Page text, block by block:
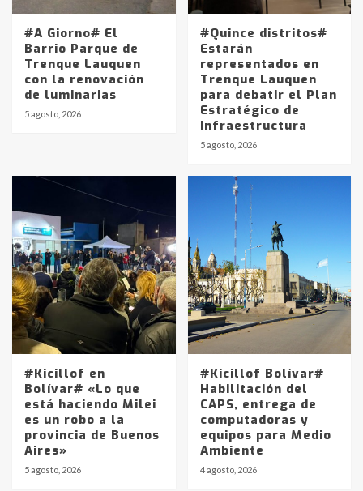
#A Giorno# El
Barrio Parque de
Trenque Lauquen
con la renovación
de luminarias
5 agosto, 2026
#Quince distritos#
Estarán
representados en
Trenque Lauquen
para debatir el Plan
Estratégico de
Infraestructura
5 agosto, 2026
#Kicillof en
Bolívar# «Lo que
está haciendo Milei
es un robo a la
provincia de Buenos
Aires»
5 agosto, 2026
#Kicillof Bolívar#
Habilitación del
CAPS, entrega de
computadoras y
equipos para Medio
Ambiente
4 agosto, 2026